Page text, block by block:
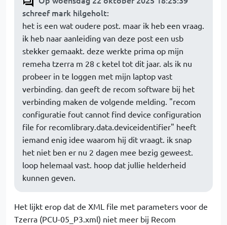
schreef mark hilgeholt:
het is een wat oudere post. maar ik heb een vraag.
ik heb naar aanleiding van deze post een usb
stekker gemaakt. deze werkte prima op mijn
remeha tzerra m 28 c ketel tot dit jaar. als ik nu
probeer in te loggen met mijn laptop vast
verbinding. dan geeft de recom software bij het
verbinding maken de volgende melding. "recom
configuratie fout cannot find device configuration
file for recomlibrary.data.deviceidentifier" heeft
iemand enig idee waarom hij dit vraagt. ik snap
het niet ben er nu 2 dagen mee bezig geweest.
loop helemaal vast. hoop dat jullie helderheid
kunnen geven.
Het lijkt erop dat de XML file met parameters voor de
Tzerra (PCU-05_P3.xml) niet meer bij Recom